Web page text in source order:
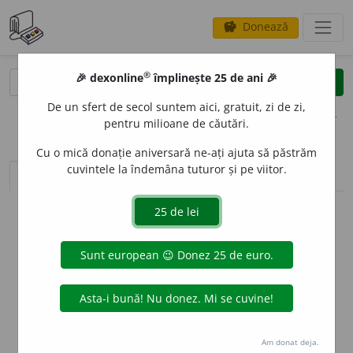
savings Donează
clear
opțiuni
sinteza definițiilor (1) definiții (16) declinări
info
Aceste definiții sunt compilate de
echipa dexonline. Definițiile
originale se află pe filadefiniții.
preferințe
🎉 dexonline® împlinește 25 de ani 🎉
De un sfert de secol suntem aici, gratuit, zi de zi,
pentru milioane de căutări.
Cu o mică donație aniversară ne-ați ajuta să păstrăm
cuvintele la îndemâna tuturor și pe viitor.
Am donat deja.